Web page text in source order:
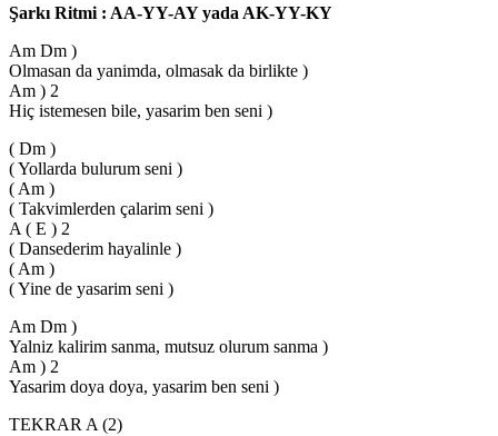
Şarkı Ritmi : AA-YY-AY yada AK-YY-KY
Am Dm )
Olmasan da yanimda, olmasak da birlikte )
Am ) 2
Hiç istemesen bile, yasarim ben seni )
( Dm )
( Yollarda bulurum seni )
( Am )
( Takvimlerden çalarim seni )
A ( E ) 2
( Dansederim hayalinle )
( Am )
( Yine de yasarim seni )
Am Dm )
Yalniz kalirim sanma, mutsuz olurum sanma )
Am ) 2
Yasarim doya doya, yasarim ben seni )
TEKRAR A (2)